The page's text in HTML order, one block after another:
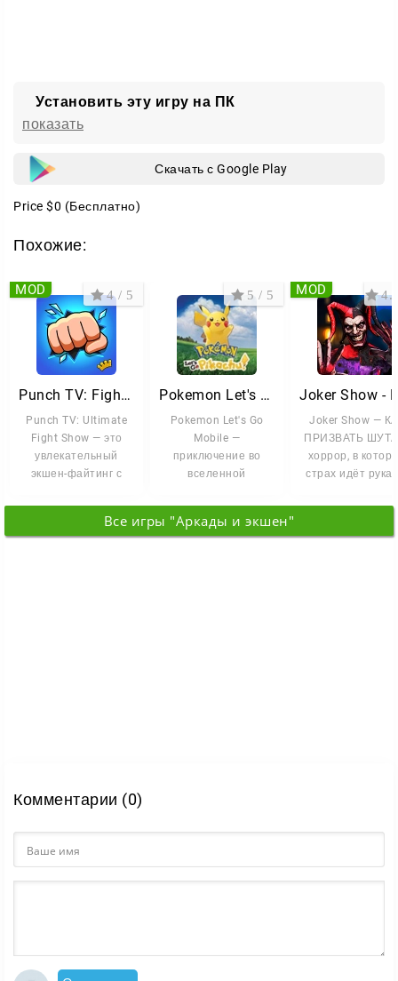
Установить эту игру на ПК
показать
Скачать с Google Play
Price $0 (Бесплатно)
Похожие:
Punch TV: Fighting Game Show
Punch TV: Ultimate
Fight Show — это
увлекательный
экшен-файтинг с
командных боёв и
4 / 5
MOD
Pokemon Let's Go Mobile
Pokemon Let's Go
Mobile —
приключение во
вселенной
созданное под
мобильные
5 / 5
Joker Show —
ПРИЗВАТЬ
хоррор, в
страх идёт рука
Вам
MOD
Все игры "Аркады и экшен"
Комментарии (0)